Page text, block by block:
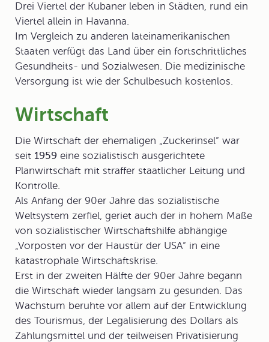
Drei Viertel der Kubaner leben in Städten, rund ein
Viertel allein in Havanna.
Im Vergleich zu anderen lateinamerikanischen
Staaten verfügt das Land über ein fortschrittliches
Gesundheits- und Sozialwesen. Die medizinische
Versorgung ist wie der Schulbesuch kostenlos.
Wirtschaft
Die Wirtschaft der ehemaligen „Zuckerinsel“ war
seit 1959 eine sozialistisch ausgerichtete
Planwirtschaft mit straffer staatlicher Leitung und
Kontrolle.
Als Anfang der 90er Jahre das sozialistische
Weltsystem zerfiel, geriet auch der in hohem Maße
von sozialistischer Wirtschaftshilfe abhängige
„Vorposten vor der Haustür der USA“ in eine
katastrophale Wirtschaftskrise.
Erst in der zweiten Hälfte der 90er Jahre begann
die Wirtschaft wieder langsam zu gesunden. Das
Wachstum beruhte vor allem auf der Entwicklung
des Tourismus, der Legalisierung des Dollars als
Zahlungsmittel und der teilweisen Privatisierung